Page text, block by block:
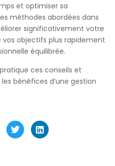
et optimiser sa
méthodes abordées dans
significativement votre
objectifs plus rapidement
équilibrée.
ces conseils et
bénéfices d’une gestion